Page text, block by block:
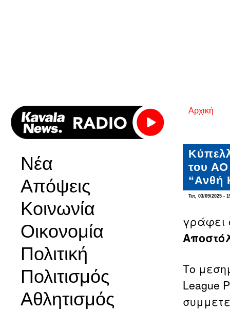
Νέα
Απόψεις
Κοινωνία
Οικονομία
Πολιτική
Πολιτισμός
Αθλητισμός
Είστε
Αρχική
του ΑΟ
“Ανθή
Τετ, 03/09/2025 -
γράφει
Το
League